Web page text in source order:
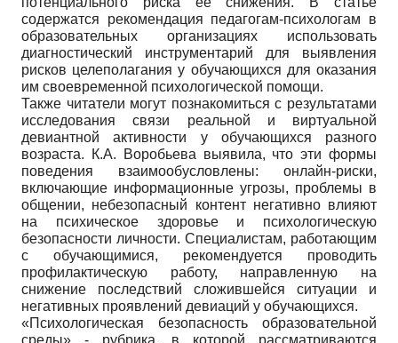
содержатся рекомендация педагогам-психологам в
образовательных организациях использовать
диагностический инструментарий для выявления
рисков целеполагания у обучающихся для оказания
им своевременной психологической помощи.
Также читатели могут познакомиться с результатами
исследования связи реальной и виртуальной
девиантной активности у обучающихся разного
возраста. К.А. Воробьева выявила, что эти формы
поведения взаимообусловлены: онлайн-риски,
включающие информационные угрозы, проблемы в
общении, небезопасный контент негативно влияют
на психическое здоровье и психологическую
безопасности личности. Специалистам, работающим
с обучающимися, рекомендуется проводить
профилактическую работу, направленную на
снижение последствий сложившейся ситуации и
негативных проявлений девиаций у обучающихся.
«Психологическая безопасность образовательной
среды» - рубрика, в которой рассматриваются